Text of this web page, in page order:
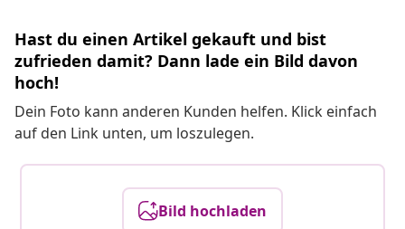
Hast du einen Artikel gekauft und bist
zufrieden damit? Dann lade ein Bild davon
hoch!
Dein Foto kann anderen Kunden helfen. Klick einfach
auf den Link unten, um loszulegen.
Bild hochladen